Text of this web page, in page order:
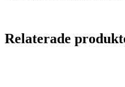
Relaterade